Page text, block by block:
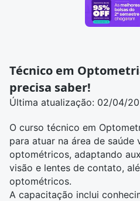
Técnico em
precisa saber!
Última atualização: 02/04/
O curso técnico em
para atuar na área de saúde
optométricos, adaptando
visão e lentes de contato,
optométricos.
A capacitação inclui